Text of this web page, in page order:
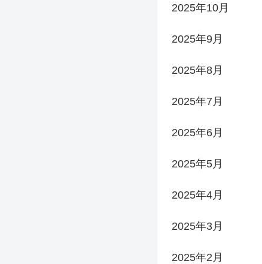
2025年10月
2025年9月
2025年8月
2025年7月
2025年6月
2025年5月
2025年4月
2025年3月
2025年2月